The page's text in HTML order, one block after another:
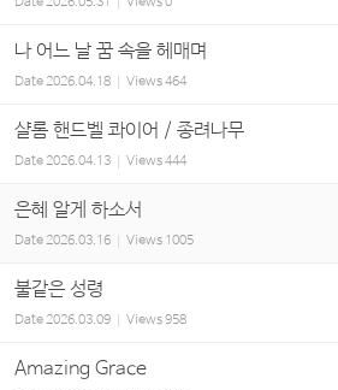
나 어느 날 꿈 속을 헤매며
Date2026.04.18 Views464
샬롬 핸드벨 콰이어 / 종려나무
Date2026.04.13 Views444
은혜 알게 하소서
Date 2026.03.16 Views 1005
불같은 성령
Date2026.03.09 Views958
Amazing Grace